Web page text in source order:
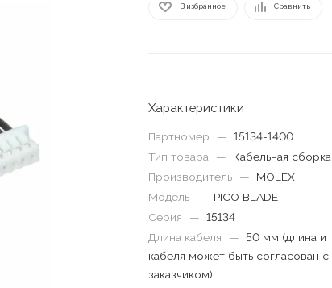
В избранное Сравнить
Характеристики
Партномер — 15134-1400
Тип товара
—
Кабельная сборка
Производитель
—
MOLEX
Модель
—
PICO BLADE
Серия
— 15134
Длина кабеля
— 50 мм (длина и
кабеля может быть согласован с
заказчиком)